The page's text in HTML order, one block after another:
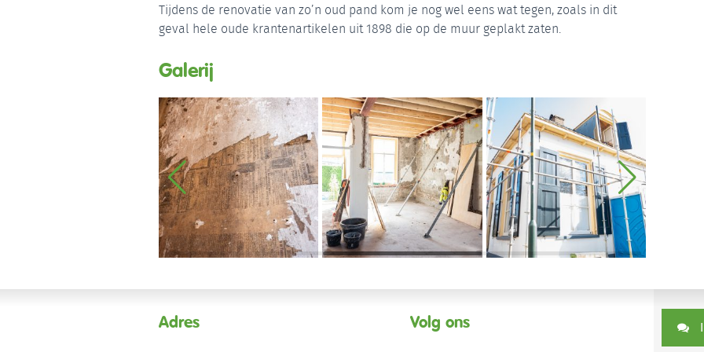
Tijdens de renovatie van zo’n oud pand kom je nog wel eens wat tegen, zoals in dit
geval hele oude krantenartikelen uit 1898 die op de muur geplakt zaten.
Galerij
Adres
Volg ons